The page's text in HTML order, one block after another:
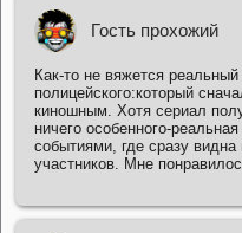
Гость прохожий
Как-то не вяжется реальный
полицейского:который
киношным. Хотя сериал
ничего особенного-
событиями, где сразу
участников. Мне